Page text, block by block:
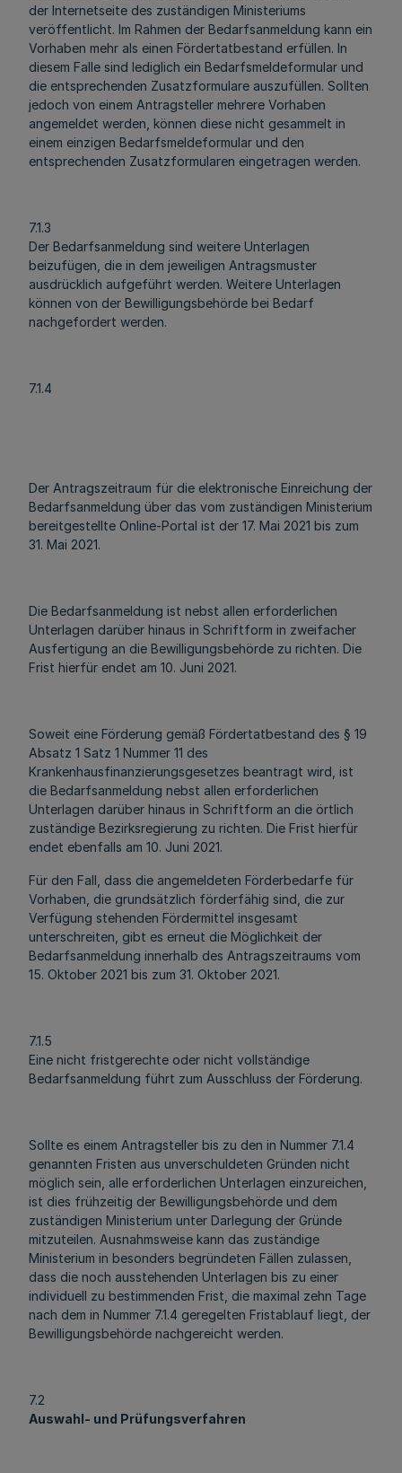
der Internetseite des zuständigen Ministeriums
veröffentlicht. Im Rahmen der Bedarfsanmeldung kann ein
Vorhaben mehr als einen Fördertatbestand erfüllen. In
diesem Falle sind lediglich ein Bedarfsmeldeformular und
die entsprechenden Zusatzformulare auszufüllen. Sollten
jedoch von einem Antragsteller mehrere Vorhaben
angemeldet werden, können diese nicht gesammelt in
einem einzigen Bedarfsmeldeformular und den
entsprechenden Zusatzformularen eingetragen werden.
7.1.3
Der Bedarfsanmeldung sind weitere Unterlagen
beizufügen, die in dem jeweiligen Antragsmuster
ausdrücklich aufgeführt werden. Weitere Unterlagen
können von der Bewilligungsbehörde bei Bedarf
nachgefordert werden.
7.1.4
Der Antragszeitraum für die elektronische Einreichung der
Bedarfsanmeldung über das vom zuständigen Ministerium
bereitgestellte Online-Portal ist der 17. Mai 2021 bis zum
31. Mai 2021.
Die Bedarfsanmeldung ist nebst allen erforderlichen
Unterlagen darüber hinaus in Schriftform in zweifacher
Ausfertigung an die Bewilligungsbehörde zu richten. Die
Frist hierfür endet am 10. Juni 2021.
Soweit eine Förderung gemäß Fördertatbestand des § 19
Absatz 1 Satz 1 Nummer 11 des
Krankenhausfinanzierungsgesetzes beantragt wird, ist
die Bedarfsanmeldung nebst allen erforderlichen
Unterlagen darüber hinaus in Schriftform an die örtlich
zuständige Bezirksregierung zu richten. Die Frist hierfür
endet ebenfalls am 10. Juni 2021.
Für den Fall, dass die angemeldeten Förderbedarfe für
Vorhaben, die grundsätzlich förderfähig sind, die zur
Verfügung stehenden Fördermittel insgesamt
unterschreiten, gibt es erneut die Möglichkeit der
Bedarfsanmeldung innerhalb des Antragszeitraums vom
15. Oktober 2021 bis zum 31. Oktober 2021.
7.1.5
Eine nicht fristgerechte oder nicht vollständige
Bedarfsanmeldung führt zum Ausschluss der Förderung.
Sollte es einem Antragsteller bis zu den in Nummer 7.1.4
genannten Fristen aus unverschuldeten Gründen nicht
möglich sein, alle erforderlichen Unterlagen einzureichen,
ist dies frühzeitig der Bewilligungsbehörde und dem
zuständigen Ministerium unter Darlegung der Gründe
mitzuteilen. Ausnahmsweise kann das zuständige
Ministerium in besonders begründeten Fällen zulassen,
dass die noch ausstehenden Unterlagen bis zu einer
individuell zu bestimmenden Frist, die maximal zehn Tage
nach dem in Nummer 7.1.4 geregelten Fristablauf liegt, der
Bewilligungsbehörde nachgereicht werden.
7.2
Auswahl- und Prüfungsverfahren